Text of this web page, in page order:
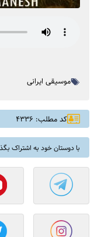
موسیقی ایرانی
کد مطلب: ۴۳۳۶
با دوستان خود به اشتراک